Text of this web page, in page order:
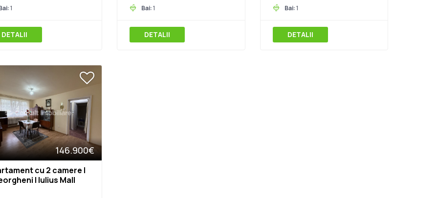
1
DETALII
Bai:1
DETALII
Bai:1
DETALII
146.900€
cu 2 camere |
| Iulius Mall